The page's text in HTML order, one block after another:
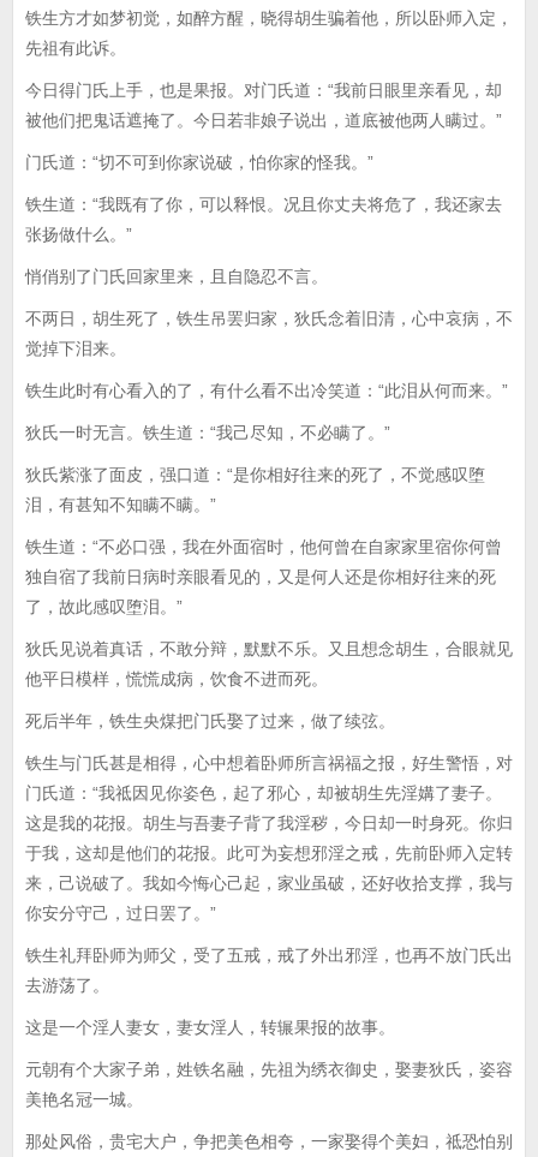
铁生方才如梦初觉，如醉方醒，晓得胡生骗着他，所以卧师入定，
先祖有此诉。
今日得门氏上手，也是果报。对门氏道：“我前日眼里亲看见，却
被他们把鬼话遮掩了。今日若非娘子说出，道底被他两人瞒过。”
门氏道：“切不可到你家说破，怕你家的怪我。”
铁生道：“我既有了你，可以释恨。况且你丈夫将危了，我还家去
张扬做什么。”
悄俏别了门氏回家里来，且自隐忍不言。
不两日，胡生死了，铁生吊罢归家，狄氏念着旧清，心中哀病，不
觉掉下泪来。
铁生此时有心看入的了，有什么看不出冷笑道：“此泪从何而来。”
狄氏一时无言。铁生道：“我己尽知，不必瞒了。”
狄氏紫涨了面皮，强口道：“是你相好往来的死了，不觉感叹堕
泪，有甚知不知瞒不瞒。”
铁生道：“不必口强，我在外面宿时，他何曾在自家家里宿你何曾
独自宿了我前日病时亲眼看见的，又是何人还是你相好往来的死
了，故此感叹堕泪。”
狄氏见说着真话，不敢分辩，默默不乐。又且想念胡生，合眼就见
他平日模样，慌慌成病，饮食不进而死。
死后半年，铁生央煤把门氏娶了过来，做了续弦。
铁生与门氏甚是相得，心中想着卧师所言祸福之报，好生警悟，对
门氏道：“我祗因见你姿色，起了邪心，却被胡生先淫媾了妻子。
这是我的花报。胡生与吾妻子背了我淫秽，今日却一时身死。你归
于我，这却是他们的花报。此可为妄想邪淫之戒，先前卧师入定转
来，己说破了。我如今悔心己起，家业虽破，还好收拾支撑，我与
你安分守己，过日罢了。”
铁生礼拜卧师为师父，受了五戒，戒了外出邪淫，也再不放门氏出
去游荡了。
这是一个淫人妻女，妻女淫人，转辗果报的故事。
元朝有个大家子弟，姓铁名融，先祖为绣衣御史，娶妻狄氏，姿容
美艳名冠一城。
那处风俗，贵宅大户，争把美色相夸，一家娶得个美妇，祗恐怕别